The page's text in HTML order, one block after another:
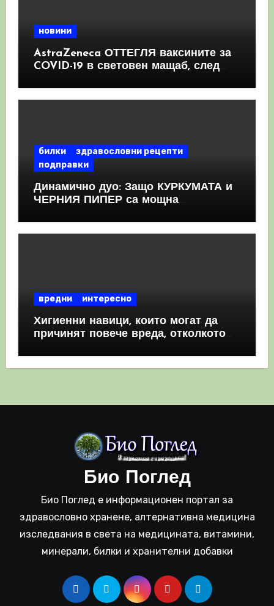
новини
AstraZeneca ОТТЕГЛЯ ваксините за
COVID-19 в световен мащаб, след
КРЪВНИ съсиреци
билки
здравословни рецепти
подправки
Динамично дуо: Защо КУРКУМАТА и
ЧЕРНИЯ ПИПЕР са мощна
вредни интересно
Хигиенни навици, които могат да
причинят повече вреда, отколкото
Био Поглед
Био Поглед е информационен портал за
здравословно хранене, алтернативна медицина
изследвания в света на медицината, витамини,
минерали, билки и хранителни добавки